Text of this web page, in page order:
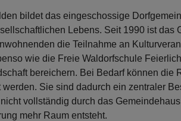
bildet das eingeschossige
Lebens. Seit 1990 ist das
die Teilnahme an
wie die Freie Waldorfschule
bereichern. Bei Bedarf können die
Sie sind dadurch ein zentraler
vollständig durch das
mehr Raum entsteht.